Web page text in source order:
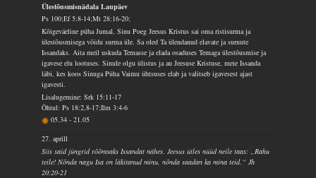
Ülestõusmisnädala Laupäev
Ps 100;Ef 5:8-14;Mt 28:16-20;
Kõigeväeline püha Jumal, Sinu Poeg Jeesus Kristus sai oma ristisurma ja
ülestõusmisega võidu surma üle. Sa oled Ta ülendanud elavate ja surnute
Issandaks. Aita meil uskuda Temasse ja elada osaduses Temaga ülestõusmise ja
igavese elu lootuses. Sinule olgu ülistus ja au Jeesuse Kristuse, meie Issanda
läbi, kes koos Sinuga Püha Vaimu ühtsuses elab ja valitseb igavesest ajast
igavesti.
Lisalugemine: Srk 15:11-17
Õhtul: Ps 18:2,8-17;Ilm 3:4-6
05.34-21.05
27. aprill
Siis said jüngrid rõõmsaks Issandat nähes. Jeesus ütles nüüd neile taas: „Rahu
teile! Nõnda nagu Isa on läkitanud minu, nõnda saadan ka mina teid.“ Jh
20:20-21